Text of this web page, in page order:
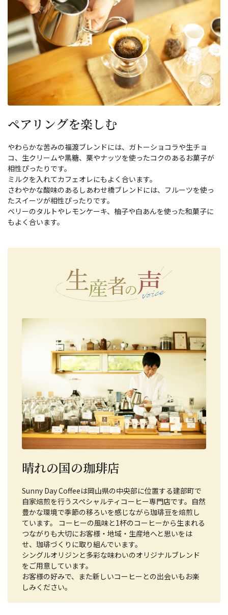
ペアリングを楽しむ
やわらかな苦みの福渡ブレンドには、ガトーショコラや生チョ
コ、生クリームや黒糖、栗やナッツを使ったコクのあるお菓子が
相性ぴったりです。
ミルクを入れてカフェオレにもよく合います。
さわやかな酸味のあるしあわせ橋ブレンドには、フルーツを使っ
たスイーツが相性ぴったりです。
ベリーのタルトやレモンケーキ、柚子や白あんを使った和菓子に
もよく合います。
晴れの国の珈琲店
Sunny Day Coffeeは岡山県の中央部に位置する建部町で
自家焙煎を行うスペシャルティコーヒー専門店です。自然
豊かな環境で季節の移ろいを感じながら珈琲豆を焙煎し
ています。 コーヒーの風味と1杯のコーヒーから生まれる
つながりも大切にお客様・地域・生産地へと思いをは
せ、珈琲づくりに取り組んでいます。
シングルオリジンと多彩な味わいのオリジナルブレンド
をご用意しています。
お客様の好みで、また新しいコーヒーとの出会いもお楽
しみください。